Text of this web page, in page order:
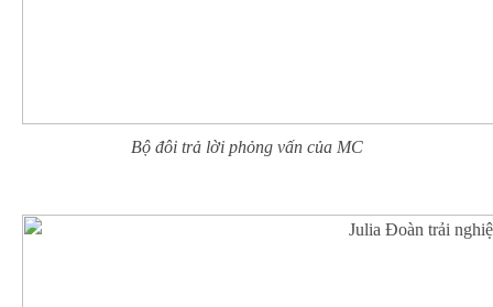
Bộ đôi trả lời phỏng vấn của MC